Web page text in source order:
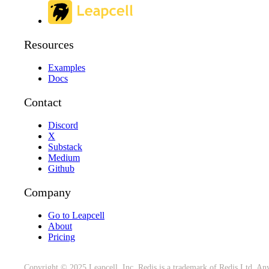
Resources
Examples
Docs
Contact
Discord
X
Substack
Medium
Github
Company
Go to Leapcell
About
Pricing